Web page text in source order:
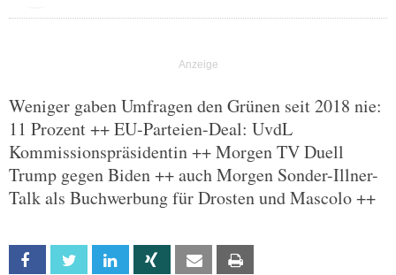
Weniger gaben Umfragen den Grünen seit 2018 nie:
11 Prozent ++ EU-Parteien-Deal: UvdL
Kommissionspräsidentin ++ Morgen TV Duell
Trump gegen Biden ++ auch Morgen Sonder-Illner-
Talk als Buchwerbung für Drosten und Mascolo ++
Facebook Twitter Linkedin Xing Email